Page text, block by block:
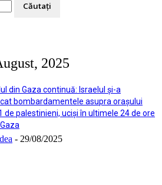
2025
din Gaza continuă: Israelul și-a
bombardamentele asupra orașului
de palestinieni, uciși în ultimele 24 de ore
- 29/08/2025